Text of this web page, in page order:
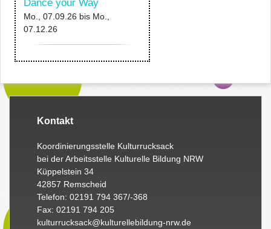
Dance your Way
Mo., 07.09.26 bis Mo.,
07.12.26
Kontakt
Koordinierungsstelle Kulturrucksack
bei der Arbeitsstelle Kulturelle Bildung NRW
Küppelstein 34
42857 Remscheid
Telefon: 02191 794 367/-368
Fax: 02191 794 205
kulturrucksack@kulturellebildung-nrw.de